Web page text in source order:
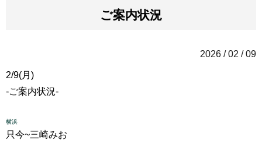
ご案内状況
2026 / 02 / 09
2/9(月)
-ご案内状況-
横浜
只今~三崎みお